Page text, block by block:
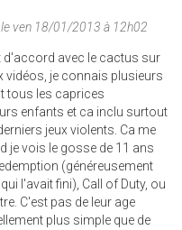
le ven 18/01/2013 à 12h02
d'accord avec le cactus sur
vidéos, je connais plusieurs
tous les caprices
enfants et ca inclu surtout
jeux violents. Ca me
je vois le gosse de 11 ans
(généreusement
l'avait fini), Call of Duty, ou
C'est pas de leur age
plus simple que de